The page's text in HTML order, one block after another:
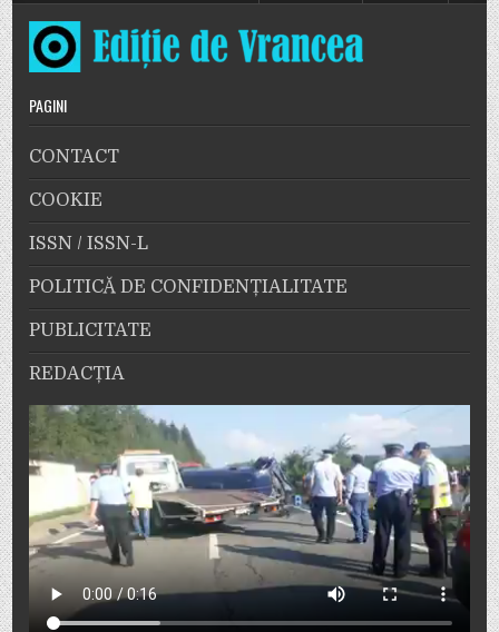
PAGINI
CONTACT
COOKIE
ISSN / ISSN-L
POLITICĂ DE CONFIDENȚIALITATE
PUBLICITATE
REDACȚIA